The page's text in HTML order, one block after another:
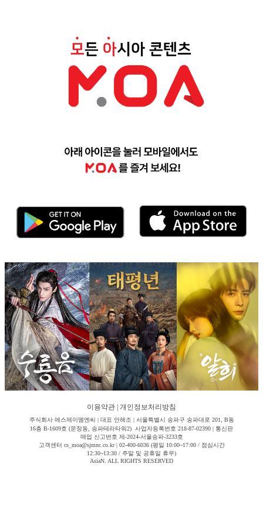
이용약관 개인정보처리방침
주식회사 에스제이엠엔씨 | 대표 안해조 | 서울특별시 송파구 송파대로 201, B동
16층 B-1609호 (문정동, 송파테라타워2) 사업자등록번호 218-87-02390 | 통신판
매업 신고번호 제-2024-서울송파-3233호
고객센터 cs_moa@sjmnc.co.kr | 02-400-6036 (평일 10:00~17:00 / 점심시간
12:30~13:30 / 주말 및 공휴일 휴무)
AsiaN. ALL RIGHTS RESERVED